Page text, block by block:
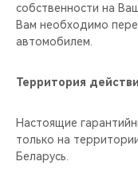
собственности на
Вам необходимо
автомобилем.
Территория
Настоящие
только на
Беларусь.